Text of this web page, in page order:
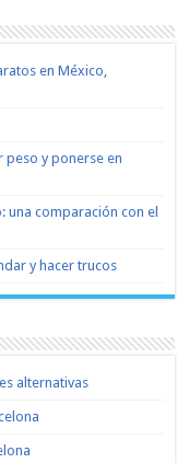
en México,
peso y ponerse en
una comparación con el
y hacer trucos
alternativas